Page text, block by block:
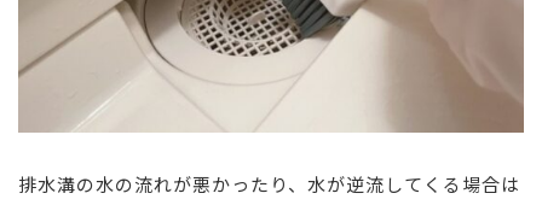
排水溝の水の流れが悪かったり、水が逆流してくる場合は